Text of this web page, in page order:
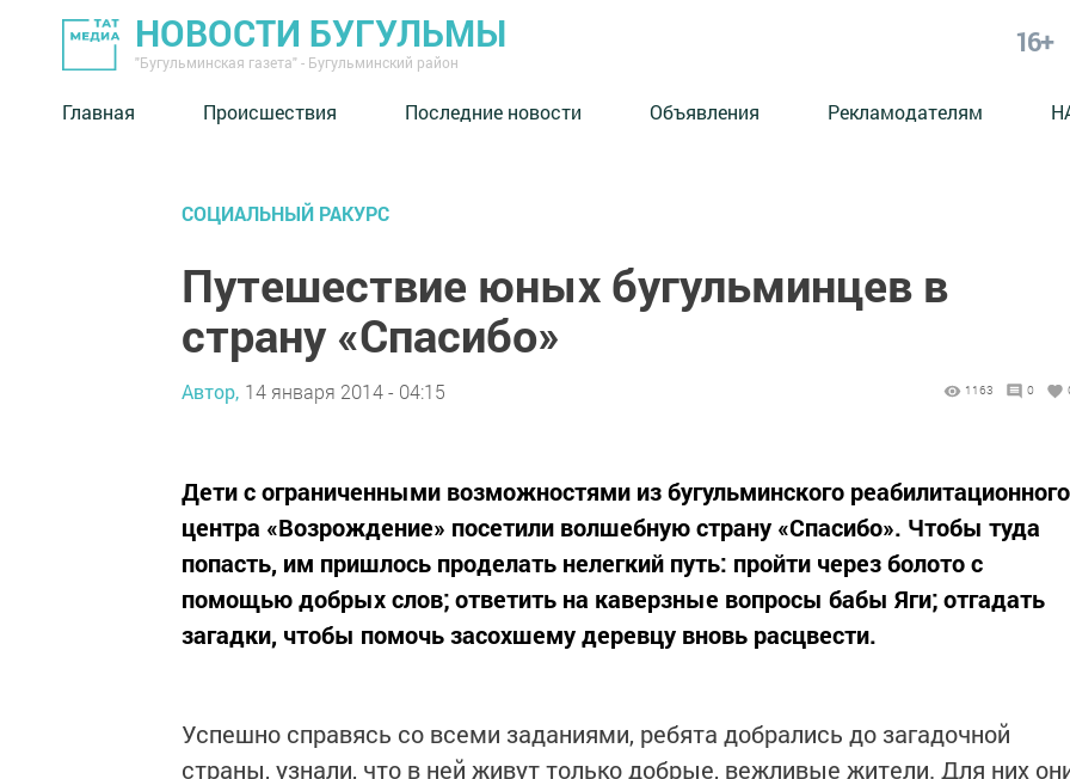
НОВОСТИ БУГУЛЬМЫ
"Бугульминская газета" - Бугульминский район
16+
Главная Происшествия Последние новости Объявления Рекламодателям
СОЦИАЛЬНЫЙ РАКУРС
Путешествие юных бугульминцев в
страну «Спасибо»
Автор, 14 января 2014 - 04:15 1163 0
Дети с ограниченными возможностями из бугульминского реабилитационного
центра «Возрождение» посетили волшебную страну «Спасибо». Чтобы туда
попасть, им пришлось проделать нелегкий путь: пройти через болото с
помощью добрых слов; ответить на каверзные вопросы бабы Яги; отгадать
загадки, чтобы помочь засохшему деревцу вновь расцвести.
Успешно справясь со всеми заданиями, ребята добрались до загадочной
страны, узнали, что в ней живут только добрые, вежливые жители. Для них